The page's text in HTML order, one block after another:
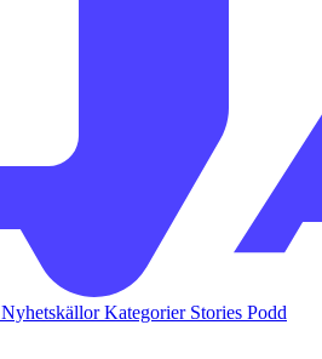
NyhetskällorKategorier Stories Podd